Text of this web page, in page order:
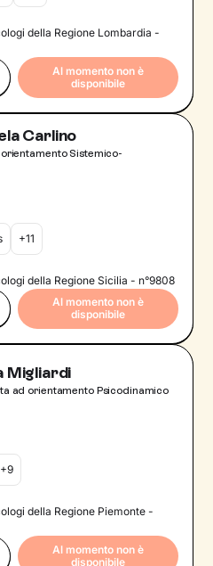
della Regione Lombardia -
Al momento non è
disponibile
Carlino
Sistemico-
+11
della Regione Sicilia - n°9808
Al momento non è
disponibile
Migliardi
ad orientamento Psicodinamico
+9
della Regione Piemonte -
Al momento non è
disponibile